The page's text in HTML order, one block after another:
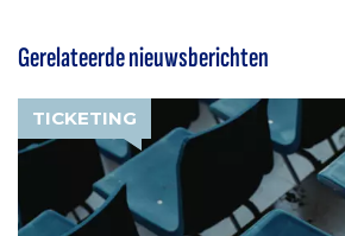
Gerelateerde nieuwsberichten
TICKETING